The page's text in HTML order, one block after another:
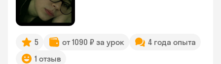
5 от 1090 ₽ за урок
4 года опыта
1 отзыв